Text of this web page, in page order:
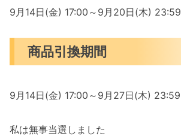
9月14日(金) 17:00～9月20日(木) 23:59
商品引換期間
9月14日(金) 17:00～9月27日(木) 23:59
私は無事当選しました